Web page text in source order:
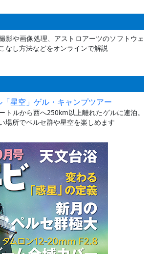
影や画像処理、アストロアーツのソフトウェ
なし方法などをオンラインで解説
「星空」ゲル・キャンプツアー
トルから西へ250km以上離れたゲルに連泊。
場所でペルセ群や星空を楽しめます